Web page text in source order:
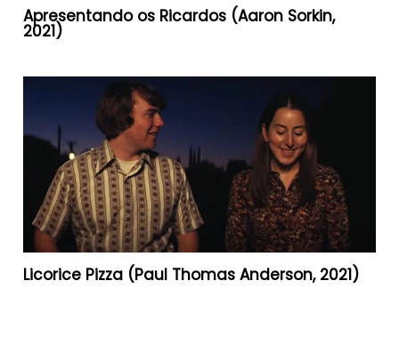
Apresentando os Ricardos (Aaron Sorkin,
2021)
Licorice Pizza (Paul Thomas Anderson, 2021)